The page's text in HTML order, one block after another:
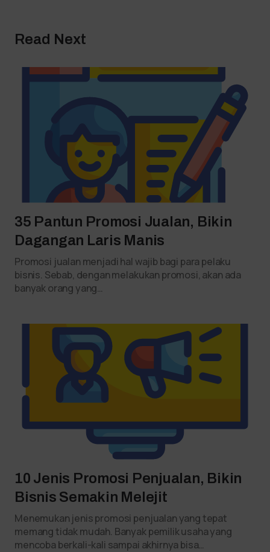
Read Next
35 Pantun Promosi Jualan, Bikin
Dagangan Laris Manis
Promosi jualan menjadi hal wajib bagi para pelaku
bisnis. Sebab, dengan melakukan promosi, akan ada
banyak orang yang…
10 Jenis Promosi Penjualan, Bikin
Bisnis Semakin Melejit
Menemukan jenis promosi penjualan yang tepat
memang tidak mudah. Banyak pemilik usaha yang
mencoba berkali-kali sampai akhirnya bisa…